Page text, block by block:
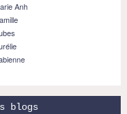
Anh
blogs